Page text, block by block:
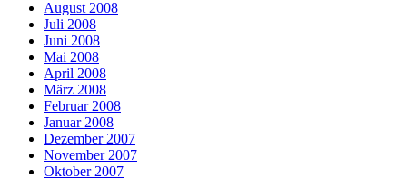
August 2008
Juli 2008
Juni 2008
Mai 2008
April 2008
März 2008
Februar 2008
Januar 2008
Dezember 2007
November 2007
Oktober 2007